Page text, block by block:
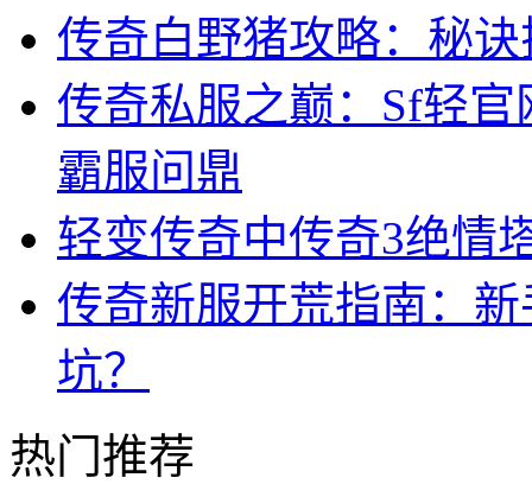
传奇白野猪攻略：秘
传奇私服之巅：Sf轻
霸服问鼎
轻变传奇中传奇3绝情
传奇新服开荒指南：
坑？
热门推荐